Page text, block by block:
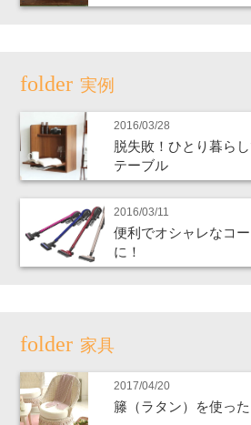
実例
2016/03/28
脱失敗！ひとり暮ら
テーブル
2016/03/11
便利でオシャレなコ
に！
家具
2017/04/20
籐（ラタン）を使っ